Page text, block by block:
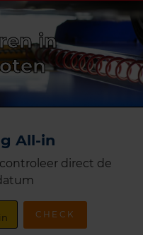
in
All-in
direct de
CHECK